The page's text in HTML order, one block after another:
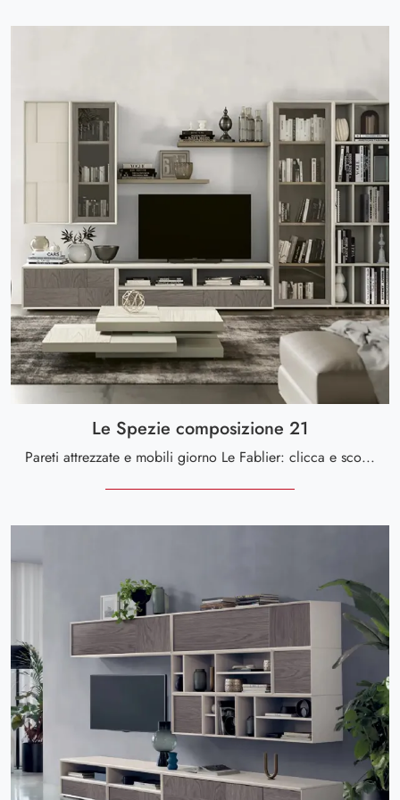
Le Spezie composizione 21
Pareti attrezzate e mobili giorno Le Fablier: clicca e scopri il modello Le Spezie composizione 21 e potrai impreziosire stanze moderne di ogni ...